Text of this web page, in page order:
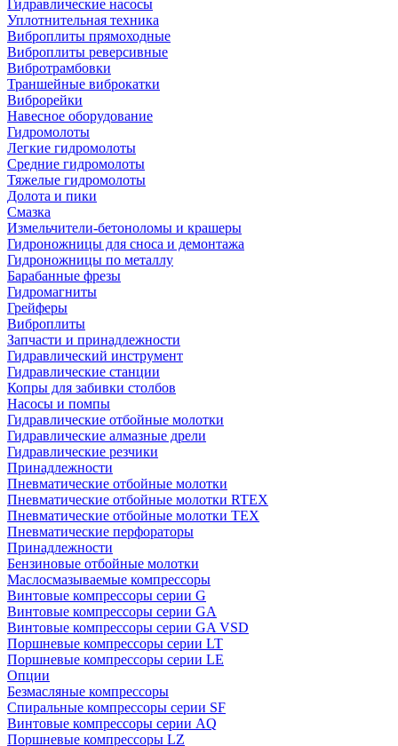
Гидравлические насосы
Уплотнительная техника
Виброплиты прямоходные
Виброплиты реверсивные
Вибротрамбовки
Траншейные виброкатки
Виброрейки
Навесное оборудование
Гидромолоты
Легкие гидромолоты
Средние гидромолоты
Тяжелые гидромолоты
Долота и пики
Смазка
Измельчители-бетоноломы и крашеры
Гидроножницы для сноса и демонтажа
Гидроножницы по металлу
Барабанные фрезы
Гидромагниты
Грейферы
Виброплиты
Запчасти и принадлежности
Гидравлический инструмент
Гидравлические станции
Копры для забивки столбов
Насосы и помпы
Гидравлические отбойные молотки
Гидравлические алмазные дрели
Гидравлические резчики
Принадлежности
Пневматические отбойные молотки
Пневматические отбойные молотки RTEX
Пневматические отбойные молотки TEX
Пневматические перфораторы
Принадлежности
Бензиновые отбойные молотки
Маслосмазываемые компрессоры
Винтовые компрессоры серии G
Винтовые компрессоры cерии GA
Винтовые компрессоры cерии GA VSD
Поршневые компрессоры серии LT
Поршневые компрессоры серии LE
Опции
Безмасляные компрессоры
Спиральные компрессоры серии SF
Винтовые компрессоры серии AQ
Поршневые компрессоры LZ